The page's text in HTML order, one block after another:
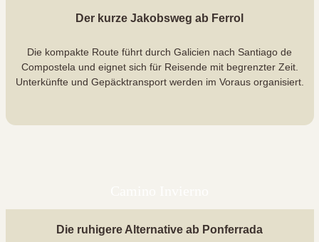
Der kurze Jakobsweg ab Ferrol
Die kompakte Route führt durch Galicien nach Santiago de
Compostela und eignet sich für Reisende mit begrenzter Zeit.
Unterkünfte und Gepäcktransport werden im Voraus organisiert.
Die ruhigere Alternative ab Ponferrada